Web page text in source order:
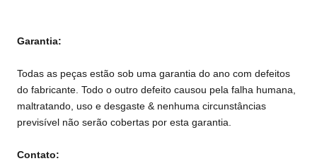
Garantia:
Todas as peças estão sob uma garantia do ano com defeitos
do fabricante. Todo o outro defeito causou pela falha humana,
maltratando, uso e desgaste & nenhuma circunstâncias
previsível não serão cobertas por esta garantia.
Contato: